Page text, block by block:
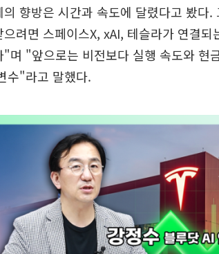
향방은 시간과 속도에 달렸다고 봤다
려면 스페이스X, xAI, 테슬라가 연결
며 "앞으로는 비전보다 실행 속도와 현
수"라고 말했다.